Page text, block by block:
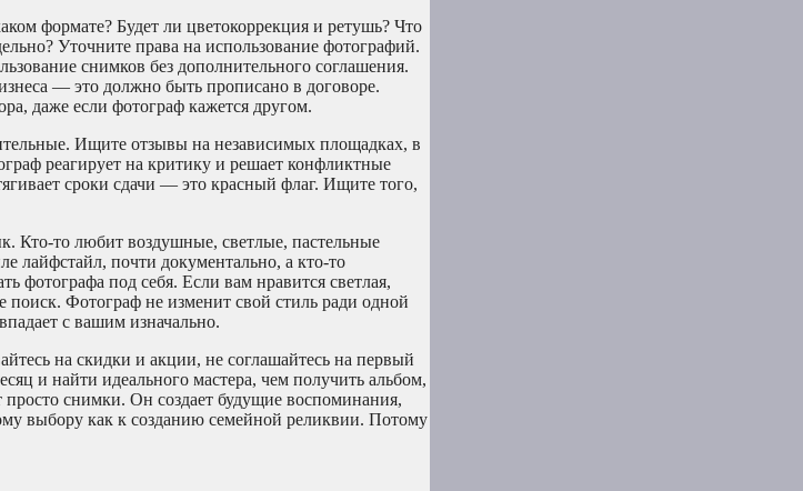
формате? Будет ли цветокоррекция и ретушь? Что
Уточните права на использование фотографий.
снимков без дополнительного соглашения.
— это должно быть прописано в договоре.
даже если фотограф кажется другом.
Ищите отзывы на независимых площадках, в
реагирует на критику и решает конфликтные
сроки сдачи — это красный флаг. Ищите того,
Кто-то любит воздушные, светлые, пастельные
лайфстайл, почти документально, а кто-то
фотографа под себя. Если вам нравится светлая,
Фотограф не изменит свой стиль ради одной
с вашим изначально.
на скидки и акции, не соглашайтесь на первый
и найти идеального мастера, чем получить альбом,
снимки. Он создает будущие воспоминания,
выбору как к созданию семейной реликвии. Потому